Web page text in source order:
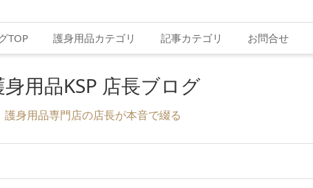
TOP 護身用品カテゴリ 記事カテゴリ お問合せ
身用品KSP 店長ブログ
護身用品専門店の店長が本音で綴る